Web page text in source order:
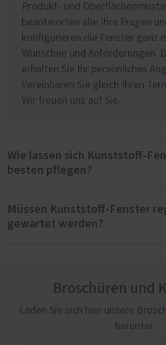
Produkt- und
beantworten alle Ihre Fragen
konfigurieren die Fenster ganz
Wünschen und Anforderungen.
erhalten Sie Ihr persönliches
Vereinbaren Sie gleich Ihren
Wir freuen uns auf Sie.
Wie lassen sich Kunststoff-
besten pflegen?
Wir bieten für unsere
PaX ein spezielles Reinigungsset
Mikrofasertücher.
Für einfache Verunreinigungen
Oberflächenreiniger. Aber selbst
Müssen Kunststoff-Fenster
gewartet werden?
Funktionsprüfung sollten die
Metallteile auch geölt bzw.
Das trägt zur Wert- und
Broschüren und
Laden Sie sich hier unsere
herunter.